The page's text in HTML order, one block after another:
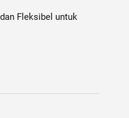
Fleksibel untuk